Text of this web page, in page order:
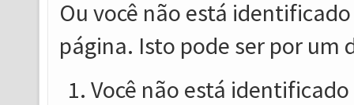
Ou você não está
página. Isto pode ser por um
Você não está